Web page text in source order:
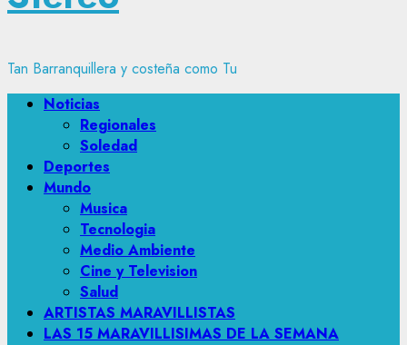
Tan Barranquillera y costeña como Tu
Menú Noticias
Regionales
Soledad
Deportes
Mundo
Musica
Tecnologia
Medio Ambiente
Cine y Television
Salud
ARTISTAS MARAVILLISTAS
LAS 15 MARAVILLISIMAS DE LA SEMANA